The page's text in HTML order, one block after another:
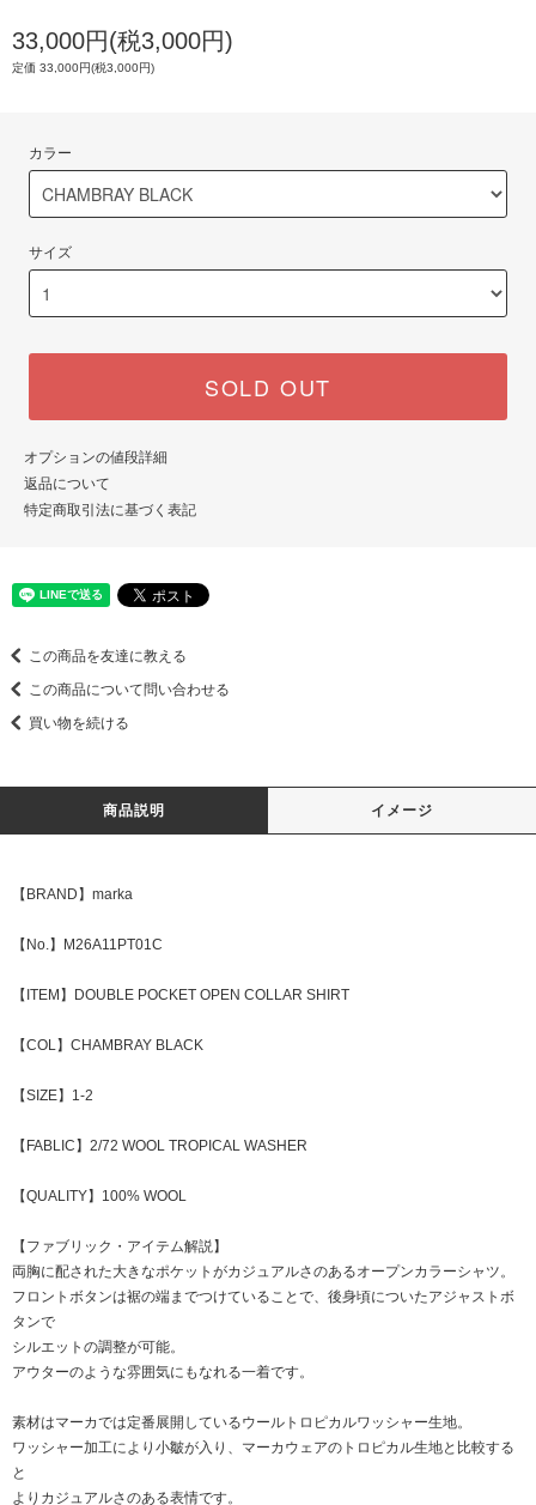
33,000円(税3,000円)
定価 33,000円(税3,000円)
カラー
サイズ
SOLD OUT
オプションの値段詳細
返品について
特定商取引法に基づく表記
この商品を友達に教える
この商品について問い合わせる
買い物を続ける
商品説明 イメージ
【BRAND】marka
【No.】M26A11PT01C
【ITEM】DOUBLE POCKET OPEN COLLAR SHIRT
【COL】CHAMBRAY BLACK
【SIZE】1-2
【FABLIC】2/72 WOOL TROPICAL WASHER
【QUALITY】100% WOOL
【ファブリック・アイテム解説】
両胸に配された大きなポケットがカジュアルさのあるオープンカラーシャツ。
フロントボタンは裾の端までつけていることで、後身頃についたアジャストボ
タンで
シルエットの調整が可能。
アウターのような雰囲気にもなれる一着です。
素材はマーカでは定番展開しているウールトロピカルワッシャー生地。
ワッシャー加工により小皺が入り、マーカウェアのトロピカル生地と比較する
と
よりカジュアルさのある表情です。